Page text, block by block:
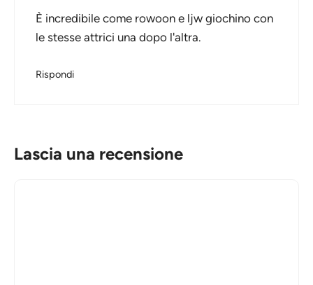
È incredibile come rowoon e ljw giochino con
le stesse attrici una dopo l'altra.
Rispondi
Lascia una recensione